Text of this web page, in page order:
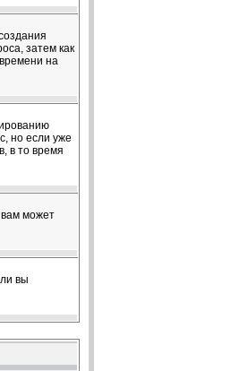
затем как
на
но если уже
в то время
может
вы